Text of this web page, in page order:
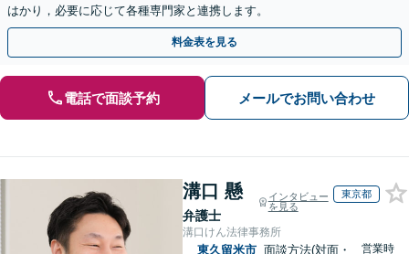
はかり，必要に応じて各種専門家と連携します。
料金表を見る
電話で面談予約 メールでお問い合わせ
溝口 懸
弁護士
インタビュー
を見る
東京都
溝口けん法律事務所
東久留米市 面談方法(対面・
営業時